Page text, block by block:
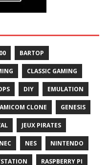
BARTOP
CLASSIC GAMING
DIY EMULATION
CLONE GENESIS
JEUX PIRATES
NEC NES NINTENDO
RASPBERRY PI